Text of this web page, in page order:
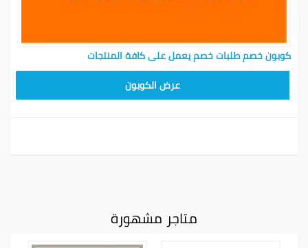
كوبون خصم طلبات خصم يعمل على كافة المنتجات
عرض الكوبون
متاجر مشهورة